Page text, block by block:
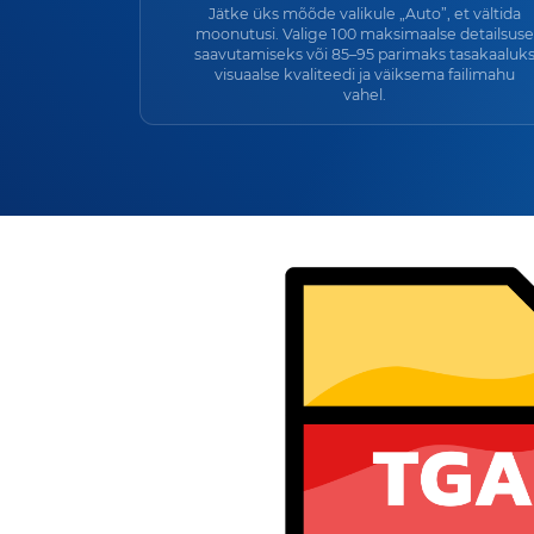
Jätke üks mõõde valikule „Auto”, et vältida
moonutusi. Valige 100 maksimaalse detailsuse
saavutamiseks või 85–95 parimaks tasakaaluks
visuaalse kvaliteedi ja väiksema failimahu
vahel.